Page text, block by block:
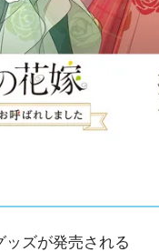
ッズが発売される